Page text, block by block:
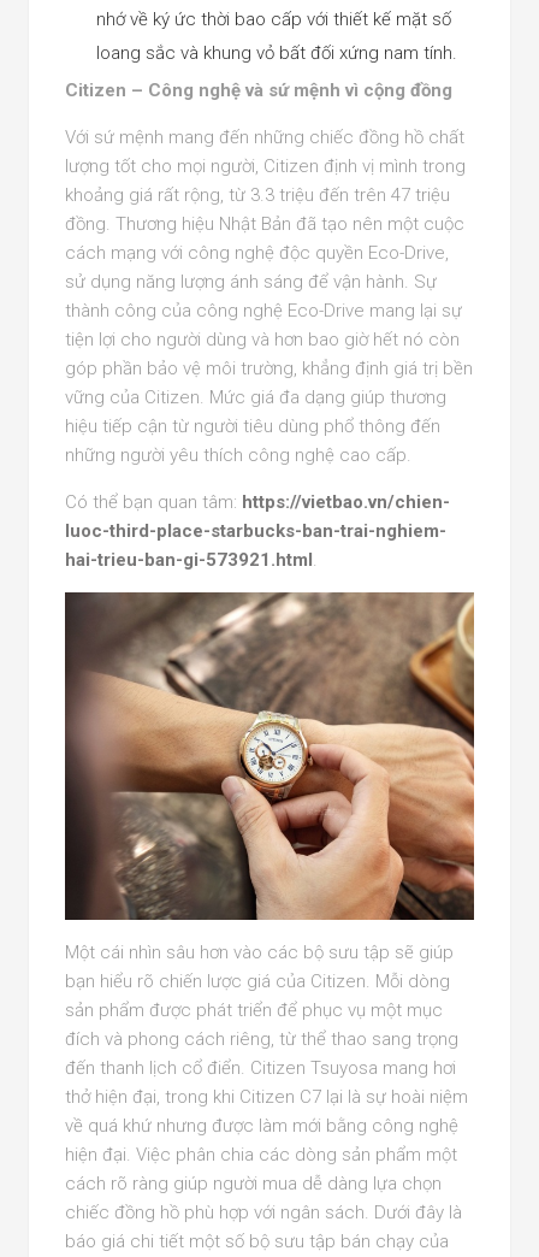
nhớ về ký ức thời bao cấp với thiết kế mặt số
loang sắc và khung vỏ bất đối xứng nam tính.
Citizen – Công nghệ và sứ mệnh vì cộng đồng
Với sứ mệnh mang đến những chiếc đồng hồ chất
lượng tốt cho mọi người, Citizen định vị mình trong
khoảng giá rất rộng, từ 3.3 triệu đến trên 47 triệu
đồng. Thương hiệu Nhật Bản đã tạo nên một cuộc
cách mạng với công nghệ độc quyền Eco-Drive,
sử dụng năng lượng ánh sáng để vận hành. Sự
thành công của công nghệ Eco-Drive mang lại sự
tiện lợi cho người dùng và hơn bao giờ hết nó còn
góp phần bảo vệ môi trường, khẳng định giá trị bền
vững của Citizen. Mức giá đa dạng giúp thương
hiệu tiếp cận từ người tiêu dùng phổ thông đến
những người yêu thích công nghệ cao cấp.
Có thể bạn quan tâm: https://vietbao.vn/chien-
luoc-third-place-starbucks-ban-trai-nghiem-
hai-trieu-ban-gi-573921.html.
Một cái nhìn sâu hơn vào các bộ sưu tập sẽ giúp
bạn hiểu rõ chiến lược giá của Citizen. Mỗi dòng
sản phẩm được phát triển để phục vụ một mục
đích và phong cách riêng, từ thể thao sang trọng
đến thanh lịch cổ điển. Citizen Tsuyosa mang hơi
thở hiện đại, trong khi Citizen C7 lại là sự hoài niệm
về quá khứ nhưng được làm mới bằng công nghệ
hiện đại. Việc phân chia các dòng sản phẩm một
cách rõ ràng giúp người mua dễ dàng lựa chọn
chiếc đồng hồ phù hợp với ngân sách. Dưới đây là
báo giá chi tiết một số bộ sưu tập bán chạy của